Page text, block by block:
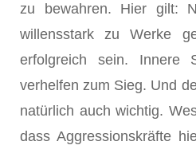
zu bewahren. Hier gilt:
willensstark zu Werke
erfolgreich sein. Innere
verhelfen zum Sieg. Und
natürlich auch wichtig.
dass Aggressionskräfte